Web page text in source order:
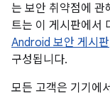
는 보안 취약점에 관
트는 이 게시판에서
Android 보안 게시판
구성됩니다.
모든 고객은 기기에